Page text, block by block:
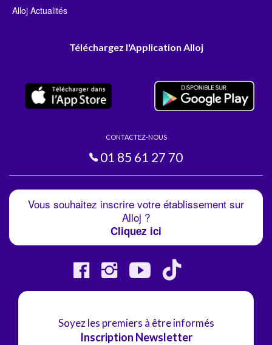
Alloj Actualités
Téléchargez l'Application Alloj
CONTACTEZ-NOUS
01 85 61 27 70
Vous souhaitez inscrire votre établissement sur
Alloj ?
Cliquez ici
Soyez les premiers à être informés
Inscription Newsletter